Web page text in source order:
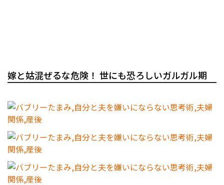
嫁と姑混ぜるな危険！ 世にも恐ろしいガルガル期